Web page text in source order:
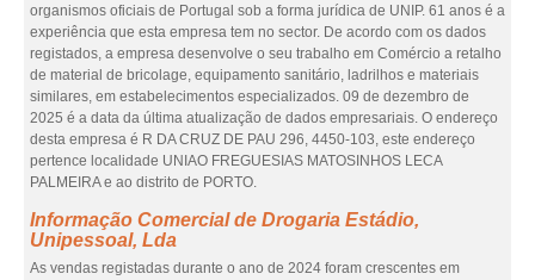
organismos oficiais de Portugal sob a forma jurídica de UNIP. 61 anos é a
experiência que esta empresa tem no sector. De acordo com os dados
registados, a empresa desenvolve o seu trabalho em Comércio a retalho
de material de bricolage, equipamento sanitário, ladrilhos e materiais
similares, em estabelecimentos especializados. 09 de dezembro de
2025 é a data da última atualização de dados empresariais. O endereço
desta empresa é R DA CRUZ DE PAU 296, 4450-103, este endereço
pertence localidade UNIAO FREGUESIAS MATOSINHOS LECA
PALMEIRA e ao distrito de PORTO.
Informação Comercial de Drogaria Estádio,
Unipessoal, Lda
As vendas registadas durante o ano de 2024 foram crescentes em